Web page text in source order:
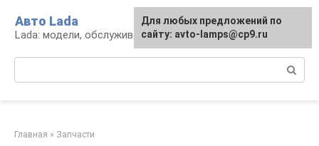
контенту
Авто Lada
Lada: модели, обслуживание, ремонт и тюнинг
Главная » Запчасти
Для любых предложений по
сайту: avto-lamps@cp9.ru